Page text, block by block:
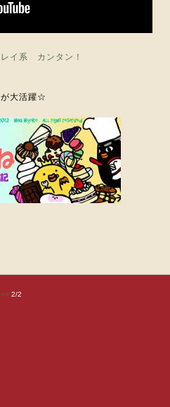
イ系 カンタン！
が大活躍☆
<< 2/2